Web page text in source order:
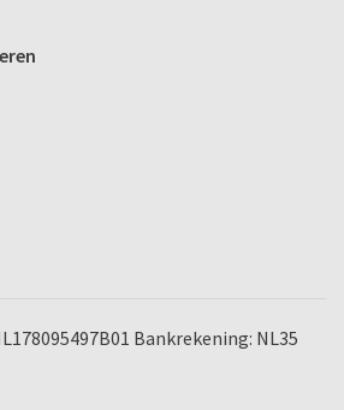
Bankrekening: NL35